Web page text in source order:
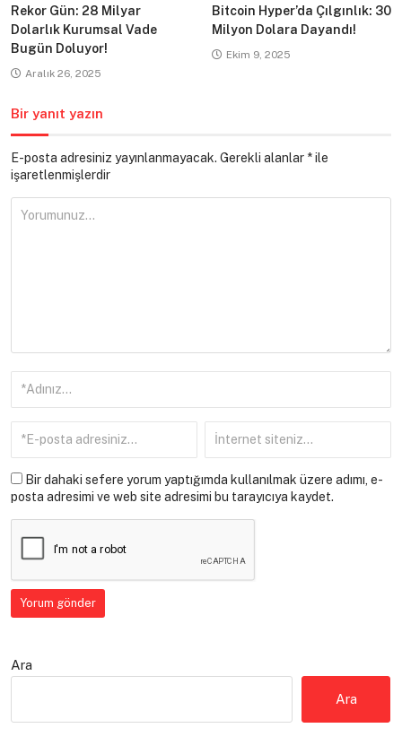
Rekor Gün: 28 Milyar
Dolarlık Kurumsal Vade
Bugün Doluyor!
Aralık 26, 2025
Bitcoin Hyper’da Çılgınlık: 30
Milyon Dolara Dayandı!
Ekim 9, 2025
Bir yanıt yazın
E-posta adresiniz yayınlanmayacak. Gerekli alanlar *ile
işaretlenmişlerdir
Bir dahaki sefere yorum yaptığımda kullanılmak üzere adımı, e-
posta adresimi ve web site adresimi bu tarayıcıya kaydet.
Ara
Ara